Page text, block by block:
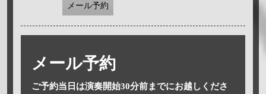
メール予約
メール予約
ご予約当日は演奏開始30分前までにお越しくださ